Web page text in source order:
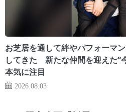
お芝居を通して絆やパフォーマ
してきた 新たな仲間を迎えた“
本気に注目
2026.08.03